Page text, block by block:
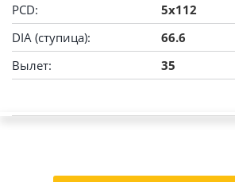
PCD:
5x112
DIA (ступица):
66.6
Вылет:
35